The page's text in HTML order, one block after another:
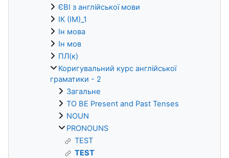
ЄВІ з англійської мови
ІК (ІМ)_1
Ін мова
Ін мов
ПЛ(к)
Коригувальний курс англійської
граматики - 2
Загальне
TO BE Present and Past Tenses
NOUN
PRONOUNS
TEST
TEST